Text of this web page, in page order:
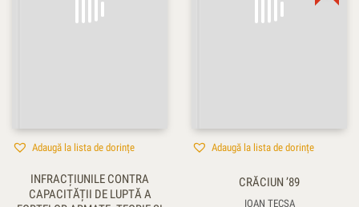
Adaugă la lista de dorințe
INFRACȚIUNILE CONTRA
CAPACITĂȚII DE LUPTĂ A
Adaugă la lista de dorințe
CRĂCIUN ’89
IOAN TECŞA